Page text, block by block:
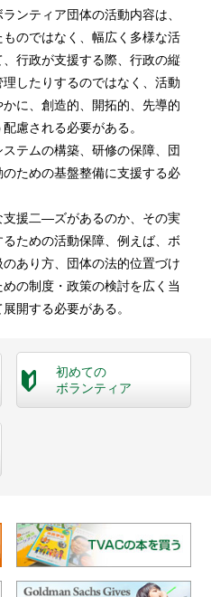
ンティア団体の活動内容は、
のではなく、幅広く多様な活
行政が支援する際、行政の縦
したりするのではなく、活動
に、創造的、開拓的、先導的
慮される必要がある。
テムの構築、研修の保障、団
ための基盤整備に支援する必
支援二―ズがあるのか、その実
ための活動保障、例えば、ボ
あり方、団体の法的位置づけ
の制度・政策の検討を広く当
開する必要がある。
初めての
ボランティア